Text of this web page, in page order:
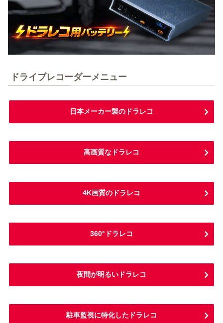
ドライブレコーダーメニュー
日本メーカー製のドラレコ
高画質なドラレコ
4K画質のドラレコ
360°ドラレコ
夜間が明るいドラレコ
駐車監視に特化したドラレコ